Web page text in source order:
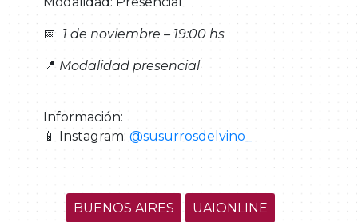
📅 1 de noviembre – 19:00 hs
📍 Modalidad presencial
Información:
📱 Instagram: @susurrosdelvino_
BUENOS AIRES UAIONLINE